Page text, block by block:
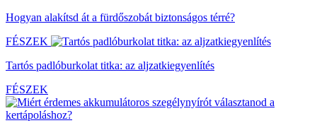
Hogyan alakítsd át a fürdőszobát biztonságos térré?
FÉSZEK
Tartós padlóburkolat titka: az aljzatkiegyenlítés
FÉSZEK